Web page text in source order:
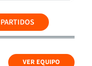
VER EQUIPO